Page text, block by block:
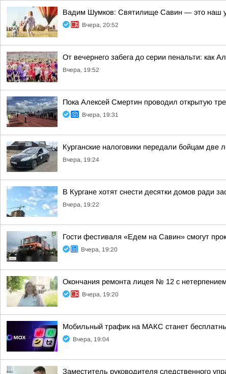
Вадим Шумков: Святилище Савин — это наш
Вчера, 20:52
От вечернего забега до серии пенальти: как
Вчера, 19:52
Пока Алексей Смертин проводил открытую
Вчера, 19:31
Курганские налоговики передали бойцам две
Вчера, 19:24
В Кургане хотят снести десятки домов ради
Вчера, 19:22
Гости фестиваля «Едем на Савин» смогут
Вчера, 19:20
Окончания ремонта лицея № 12 с
Вчера, 19:20
Мобильный трафик на МАКС станет
Вчера, 19:04
Заместитель руководителя следственного